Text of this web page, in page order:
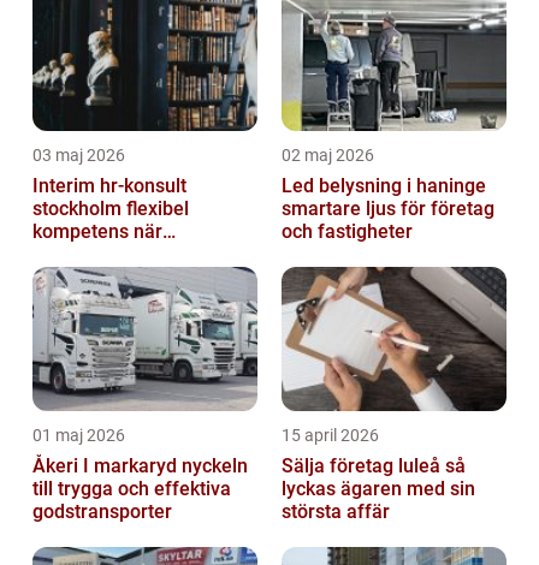
03 maj 2026
Interim hr-konsult
stockholm flexibel
kompetens när
stöd
02 maj 2026
Led belysning i haninge
smartare ljus för företag
och fastigheter
01 maj 2026
Åkeri I markaryd nyckeln
till trygga och effektiva
godstransporter
15 april 2026
Sälja företag luleå så
lyckas ägaren med sin
största affär